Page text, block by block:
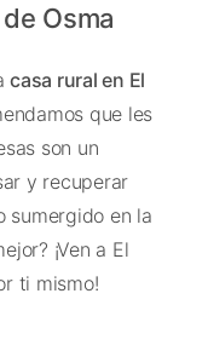
Osma
casa rural en El
que les
son un
y recuperar
sumergido en la
¡Ven a El
ti mismo!